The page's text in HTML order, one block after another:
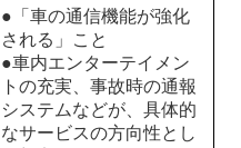
●「車の通信機能が強化
される」こと
●車内エンターテイメン
トの充実、事故時の通報
システムなどが、具体的
なサービスの方向性とし